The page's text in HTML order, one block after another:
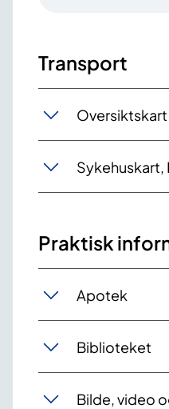
Transport
Praktisk
Apotek
Biblioteket
Bilde, video